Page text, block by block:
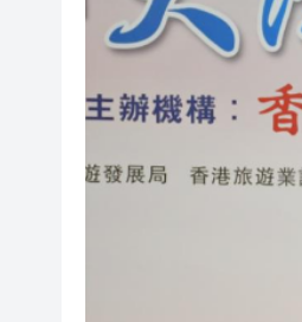
趙之
投資
國家防